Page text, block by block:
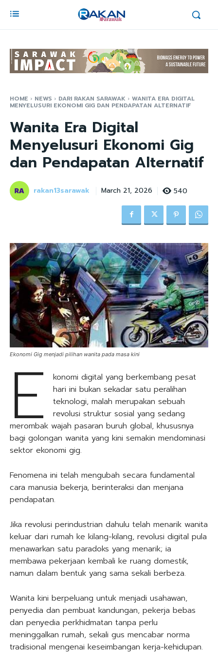
HOME NEWS DARI RAKAN SARAWAK WANITA ERA DIGITAL
MENYELUSURI EKONOMI GIG DAN PENDAPATAN ALTERNATIF
Wanita Era Digital
Menyelusuri Ekonomi Gig
dan Pendapatan Alternatif
rakan13sarawak March 21, 2026 540
Ekonomi Gig menjadi pilihan wanita pada masa kini
E konomi digital yang berkembang pesat
hari ini bukan sekadar satu peralihan
teknologi, malah merupakan sebuah
revolusi struktur sosial yang sedang
merombak wajah pasaran buruh global, khususnya
bagi golongan wanita yang kini semakin mendominasi
sektor ekonomi gig.
Fenomena ini telah mengubah secara fundamental
cara manusia bekerja, berinteraksi dan menjana
pendapatan.
Jika revolusi perindustrian dahulu telah menarik wanita
keluar dari rumah ke kilang-kilang, revolusi digital pula
menawarkan satu paradoks yang menarik; ia
membawa pekerjaan kembali ke ruang domestik,
namun dalam bentuk yang sama sekali berbeza.
Wanita kini berpeluang untuk menjadi usahawan,
penyedia dan pembuat kandungan, pekerja bebas
dan penyedia perkhidmatan tanpa perlu
meninggalkan rumah, sekali gus mencabar norma
tradisional mengenai keseimbangan kerja-kehidupan.